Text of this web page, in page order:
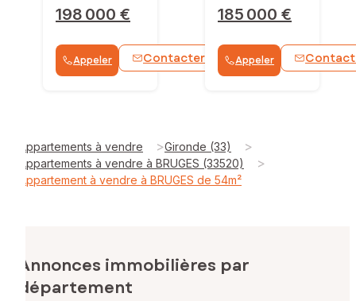
198 000 €
Appeler Contacter WhatsApp
185 000 €
Appeler
Appartements à vendre >Gironde (33) >
Appartements à vendre à BRUGES (33520) >
Appartement à vendre à BRUGES de 54m²
Annonces immobilières par
département